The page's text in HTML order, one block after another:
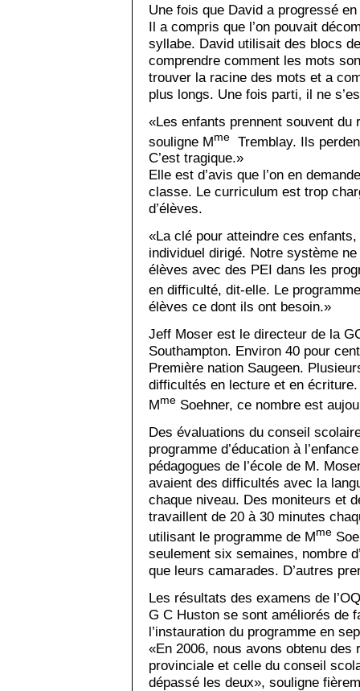
Une fois que David a progressé
Il a compris que l’on pouvait
syllabe. David utilisait des blocs
comprendre comment les mots
trouver la racine des mots et a
plus longs. Une fois parti, il ne
«Les enfants prennent souvent du
souligne Mme
Tremblay. Ils
C’est tragique.»
Elle est d’avis que l’on en
classe. Le curriculum est trop
d’élèves.
«La clé pour atteindre ces
individuel dirigé. Notre système
élèves avec des PEI dans les
en difficulté, dit-elle. Le
élèves ce dont ils ont besoin.»
Jeff Moser est le directeur de la
Southampton. Environ 40 pour
Première nation Saugeen.
difficultés en lecture et en
Mme Soehner, ce nombre est
Des évaluations du conseil
programme d’éducation à
pédagogues de l’école de M.
avaient des difficultés avec la
chaque niveau. Des moniteurs et
travaillent de 20 à 30 minutes
utilisant le programme de Mme
seulement six semaines, nombre
que leurs camarades. D’autres
Les résultats des examens de
G C Huston se sont améliorés de
l’instauration du programme en
«En 2006, nous avons obtenu
provinciale et celle du conseil
dépassé les deux», souligne